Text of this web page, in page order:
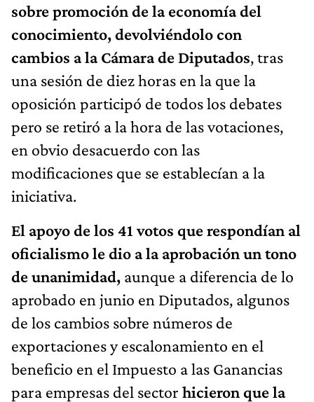
sobre promoción de la economía del
conocimiento, devolviéndolo con
cambios a la Cámara de Diputados, tras
una sesión de diez horas en la que la
oposición participó de todos los debates
pero se retiró a la hora de las votaciones,
en obvio desacuerdo con las
modificaciones que se establecían a la
iniciativa.
El apoyo de los 41 votos que respondían al
oficialismo le dio a la aprobación un tono
de unanimidad, aunque a diferencia de lo
aprobado en junio en Diputados, algunos
de los cambios sobre números de
exportaciones y escalonamiento en el
beneficio en el Impuesto a las Ganancias
para empresas del sector hicieron que la